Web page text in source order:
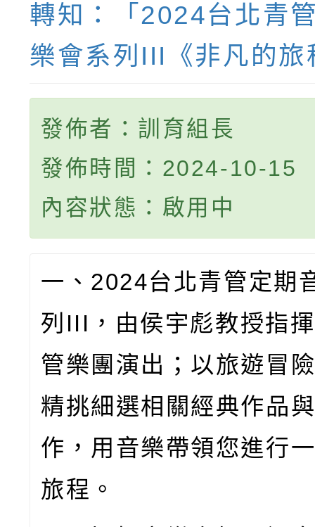
轉知：「2024台北青
樂會系列III《非凡的旅
發佈者：訓育組長
發佈時間：2024-10-15
內容狀態：啟用中
一、 2024台北青管定期
列 III ，由侯宇彪教授指
管樂團演出；以旅遊冒
精挑細選相關經典作品
作，用音樂帶領您進行
旅程。